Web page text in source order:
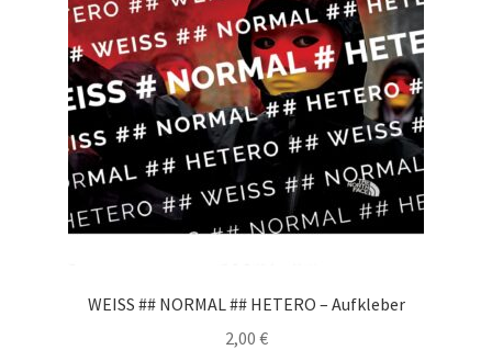
WEISS ## NORMAL ## HETERO – Aufkleber
2,00 €